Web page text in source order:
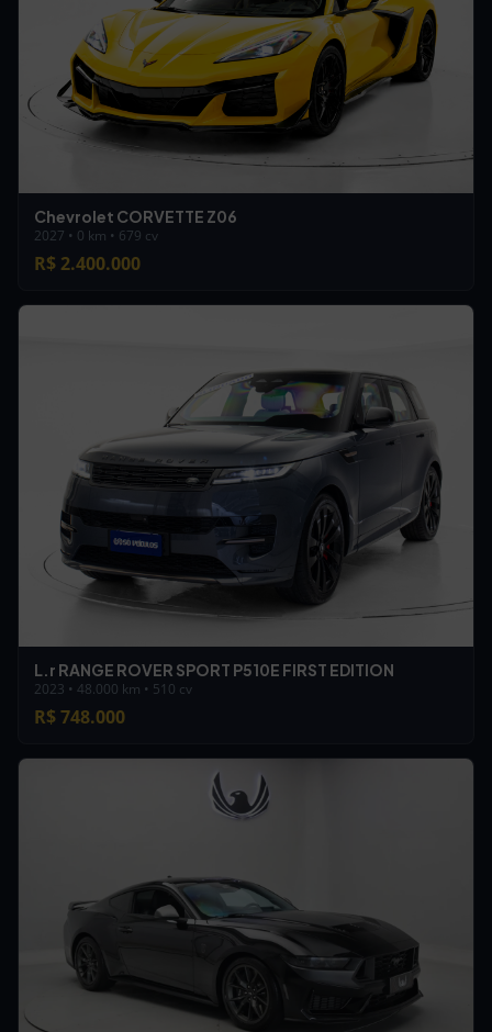
Chevrolet CORVETTE Z06
2027 • 0 km • 679 cv
R$ 2.400.000
L.r RANGE ROVER SPORT P510E FIRST EDITION
2023 • 48.000 km • 510 cv
R$ 748.000